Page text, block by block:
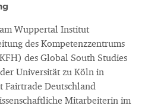
Wuppertal Institut
des Kompetenzzentrums
des Global South Studies
Universität zu Köln in
Fairtrade Deutschland
Mitarbeiterin im